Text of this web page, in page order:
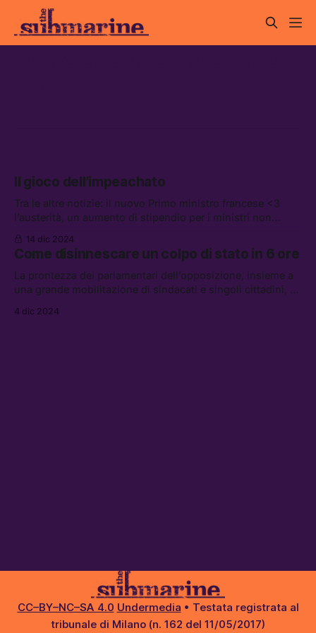
Il gioco dell’impeachato
Tra le altre notizie: il nuovo Primo ministro francese <3
l’austerità, un aumento di stipendio per i ministri non
14 dic 2024
Come disinnescare un colpo di stato in 6 ore
La prontezza dei parlamentari dell’opposizione, insieme a
una grande mobilitazione di sindacati e singoli cittadini, ha
l’impeachment del presidente
4 dic 2024
CC–BY–NC–SA 4.0 Undermedia • Testata registrata al
tribunale di Milano (n. 162 del 11/05/2017)